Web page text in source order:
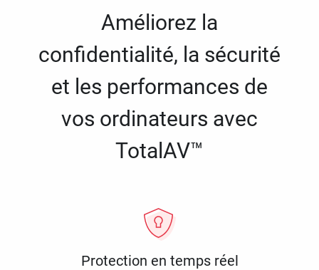
Améliorez la
confidentialité, la sécurité
et les performances de
vos ordinateurs avec
TotalAV™
Protection en temps réel